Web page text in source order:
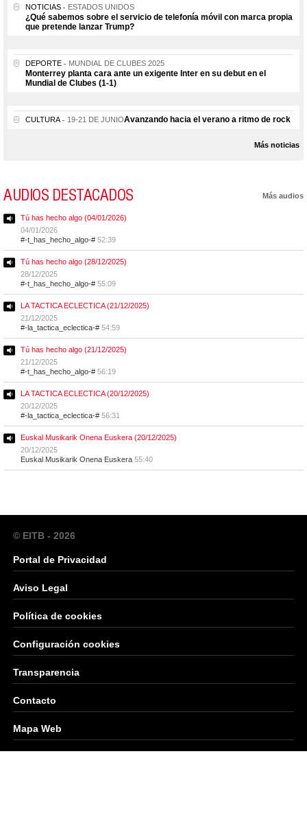
NOTICIAS ESTADOS UNIDOS
¿Qué sabemos sobre el servicio de telefonía móvil con marca propia
que pretende lanzar Trump?
DEPORTE MUNDIAL DE CLUBES 2025
Monterrey planta cara ante un exigente Inter en su debut en el
Mundial de Clubes (1-1)
CULTURA 19-21 DE JUNIOAvanzando hacia el verano a ritmo de rock
Más noticias
AUDIOS DESTACADOS Más audios
Tú has hecho algo (04/01/2026)
04/01/2026
#-t_has_hecho_algo-# 52:39
Tú has hecho algo (28/12/2025)
28/12/2025
#-t_has_hecho_algo-# 55:09
LA TACTICA ECLECTICA (21/12/2025)
21/12/2025
#-la_tactica_eclectica-# 54:59
Tú has hecho algo (21/12/2025)
21/12/2025
#-t_has_hecho_algo-# 56:19
LA TACTICA ECLECTICA (20/12/2025)
20/12/2025
#-la_tactica_eclectica-# 56:31
Euskal Musikarik Onena Euskera (20/12/2025)
20/12/2025
Euskal Musikarik Onena Euskera 55:40
© EITB - 2026
Portal de Privacidad
Aviso Legal
Política de cookies
Configuración cookies
Transparencia
Contacto
Mapa Web